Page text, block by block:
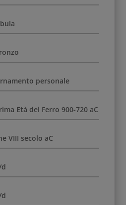
personale
Età del Ferro 900-720 aC
VIII secolo aC